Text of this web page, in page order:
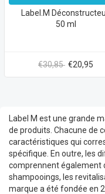
Label.M
50 ml
€30,85 €20,95
Label M est une grande
de produits. Chacune de
caractéristiques qui
spécifique. En outre, les
comprennent également
shampooings, les
marque a été fondée en